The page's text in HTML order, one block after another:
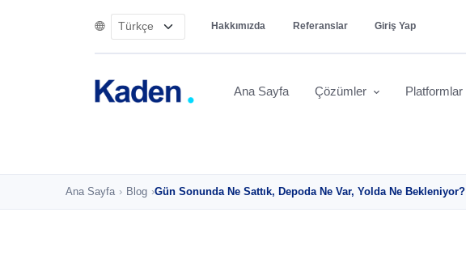
Hakkımızda Referanslar Giriş Yap
Ana Sayfa Çözümler Platformlar
Ana Sayfa › Blog ›Gün Sonunda Ne Sattık, Depoda Ne Var, Yolda Ne Bekleniyor?